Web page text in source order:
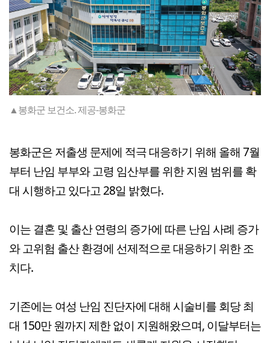
▲봉화군 보건소. 제공-봉화군
봉화군은 저출생 문제에 적극 대응하기 위해 올해 7월
부터 난임 부부와 고령 임산부를 위한 지원 범위를 확
대 시행하고 있다고 28일 밝혔다.
이는 결혼 및 출산 연령의 증가에 따른 난임 사례 증가
와 고위험 출산 환경에 선제적으로 대응하기 위한 조
치다.
기존에는 여성 난임 진단자에 대해 시술비를 회당 최
대 150만 원까지 제한 없이 지원해왔으며, 이달부터는